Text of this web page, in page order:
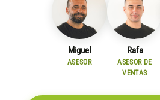
Miguel
ASESOR
Rafa
ASESOR DE
VENTAS